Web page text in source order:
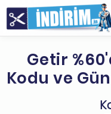
Getir
Kodu ve